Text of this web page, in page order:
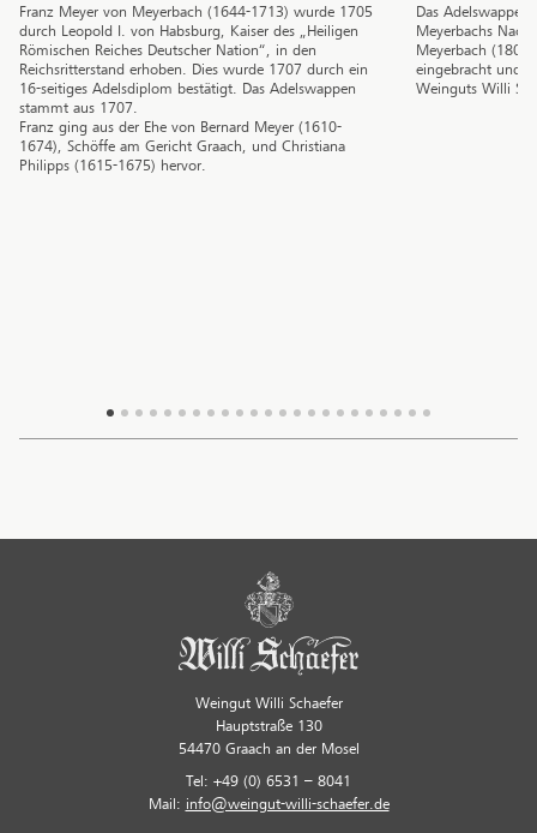
Franz Meyer von Meyerbach (1644-1713) wurde 1705
durch Leopold I. von Habsburg, Kaiser des „Heiligen
Römischen Reiches Deutscher Nation“, in den
Reichsritterstand erhoben. Dies wurde 1707 durch ein
16-seitiges Adelsdiplom bestätigt. Das Adelswappen
stammt aus 1707.
Franz ging aus der Ehe von Bernard Meyer (1610-
1674), Schöffe am Gericht Graach, und Christiana
Philipps (1615-1675) hervor.
Das
Meyerbachs
Meyerbach
eingebracht und
Weinguts Willi
Weingut Willi Schaefer
Hauptstraße 130
54470 Graach an der Mosel
Tel: +49 (0) 6531 – 8041
Mail: info@weingut-willi-schaefer.de